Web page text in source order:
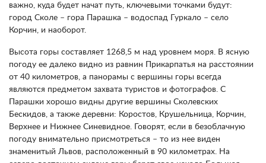
важно, куда будет начат путь, ключевыми точками будут:
город Сколе – гора Парашка – водоспад Гуркало – село
Корчин, и наоборот.
Высота горы составляет 1268,5 м над уровнем моря. В ясную
погоду ее далеко видно из равнин Прикарпатья на расстоянии
от 40 километров, а панорамы с вершины горы всегда
являются предметом захвата туристов и фотографов. С
Парашки хорошо видны другие вершины Сколевских
Бескидов, а также деревни: Коростов, Крушельница, Корчин,
Верхнее и Нижнее Синевидное. Говорят, если в безоблачную
погоду внимательно присмотреться – то из нее виден
знаменитый Львов, расположенный в 90 километрах. На